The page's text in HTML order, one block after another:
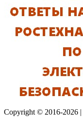
Copyright © 2016-2026 |